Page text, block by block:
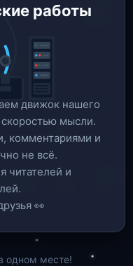
работы
движок нашего
мысли.
комментариями и
не всё.
читателей и
👀
одном месте!